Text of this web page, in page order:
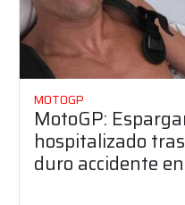
MOTOGP
MotoGP:
hospitalizado
duro accidente